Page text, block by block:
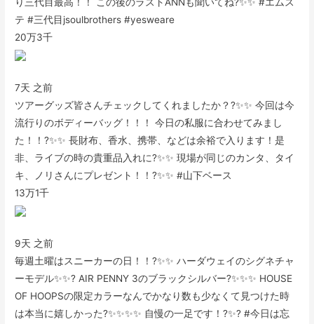
テ #三代目jsoulbrothers #yesweare
20万3千
7天 之前
ツアーグッズ皆さんチェックしてくれましたか？?✨✨ 今回は今
流行りのボディーバッグ！！！ 今日の私服に合わせてみまし
た！！?✨✨ 長財布、香水、携帯、などは余裕で入ります！是
非、ライブの時の貴重品入れに?✨✨ 現場が同じのカンタ、タイ
キ、ノリさんにプレゼント！！?✨✨ #山下ベース
13万1千
9天 之前
毎週土曜はスニーカーの日！！?✨✨ ハーダウェイのシグネチャ
ーモデル✨✨? AIR PENNY 3のブラックシルバー?✨✨✨ HOUSE
OF HOOPSの限定カラーなんでかなり数も少なくて見つけた時
は本当に嬉しかった?✨✨✨✨ 自慢の一足です！?✨? #今日は忘